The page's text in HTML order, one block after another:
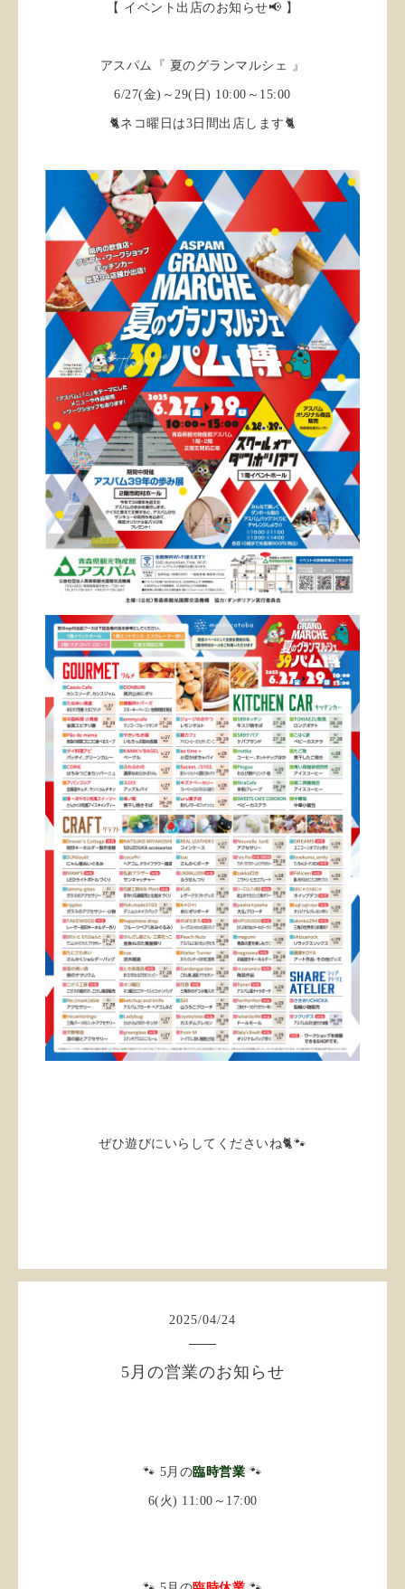
【 イベント出店のお知らせ📢 】
アスパム『 夏のグランマルシェ 』
6/27(金)～29(日) 10:00～15:00
🐈ネコ曜日は3日間出店します🐈
ぜひ遊びにいらしてくださいね🐈🐾
2025/04/24
5月の営業のお知らせ
🐾 5月の臨時営業 🐾
6(火) 11:00～17:00